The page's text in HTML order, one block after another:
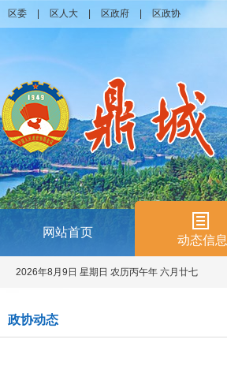
区委 区人大 区政府 区政协
网站首页
动态信息
2026年8月9日 星期日 农历丙午年 六月廿七
政协动态